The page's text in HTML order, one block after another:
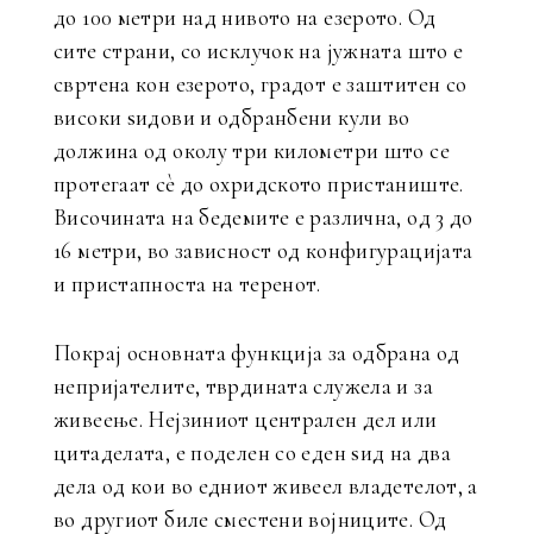
до 100 метри над нивото на езерото. Од
сите страни, со исклучок на јужната што е
свртена кон езерото, градот е заштитен со
високи ѕидови и одбранбени кули во
должина од околу три километри што се
протегаат сè до охридското пристаниште.
Височината на бедемите е различна, од 3 до
16 метри, во зависност од конфигурацијата
и пристапноста на теренот.
Покрај основната функција за одбрана од
непријателите, тврдината служела и за
живеење. Нејзиниот централен дел или
цитаделата, е поделен со еден ѕид на два
дела од кои во едниот живеел владетелот, а
во другиот биле сместени војниците. Од